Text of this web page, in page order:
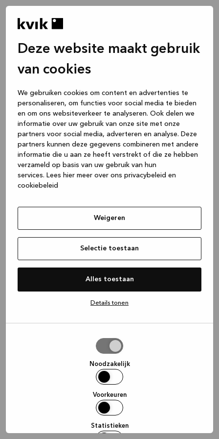
Deze website maakt gebruik
van cookies
We gebruiken cookies om content en advertenties te
personaliseren, om functies voor social media te bieden
en om ons websiteverkeer te analyseren. Ook delen we
informatie over uw gebruik van onze site met onze
partners voor social media, adverteren en analyse. Deze
partners kunnen deze gegevens combineren met andere
informatie die u aan ze heeft verstrekt of die ze hebben
verzameld op basis van uw gebruik van hun
services. Lees hier meer over ons privacybeleid en
cookiebeleid
Weigeren
Selectie toestaan
Alles toestaan
Details tonen
Noodzakelijk
Voorkeuren
Statistieken
(see the browser console for more
information).